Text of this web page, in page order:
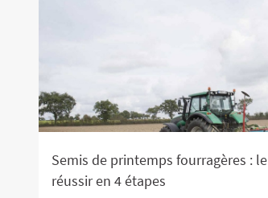
Semis de printemps fourragères : le
réussir en 4 étapes